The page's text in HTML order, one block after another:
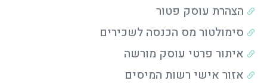
הצהרת עוסק פטור
סימולטור מס הכנסה לשכירים
איתור פרטי עוסק מורשה
אזור אישי רשות המיסים